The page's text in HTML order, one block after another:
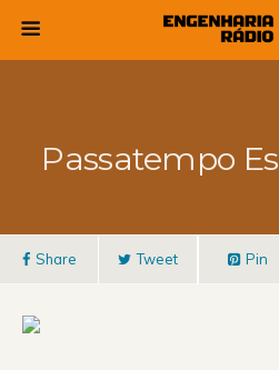
Passatempo
Share Tweet Pin